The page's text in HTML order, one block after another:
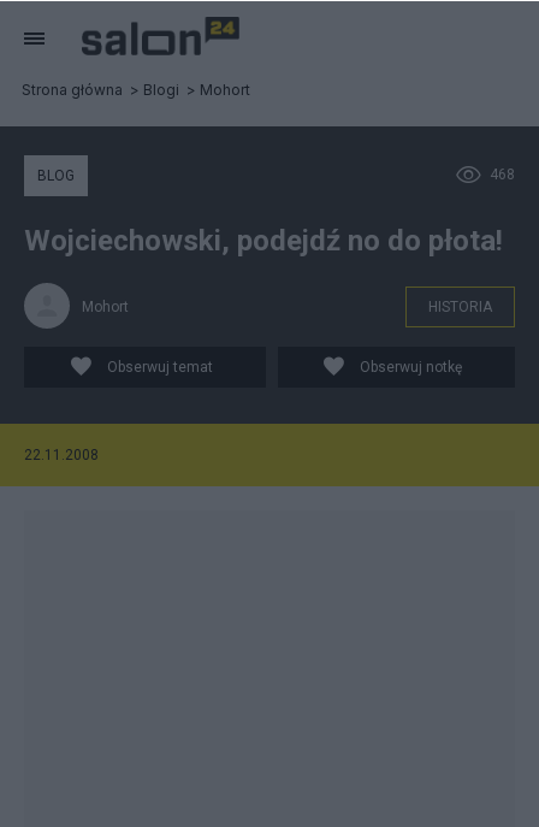
Strona główna Blogi Mohort
468
BLOG
Wojciechowski, podejdź no do płota!
Mohort HISTORIA
Obserwuj temat Obserwuj notkę
22.11.2008